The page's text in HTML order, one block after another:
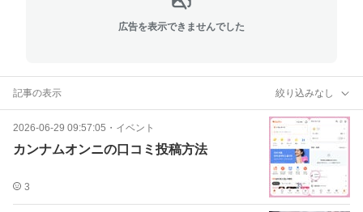
広告を表示できませんでした
記事の表示 絞り込みなし
2026-06-29 09:57:05 ・ イベント
カンナムオンニの口コミ投稿方法
3